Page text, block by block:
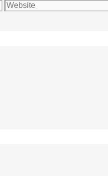
Website